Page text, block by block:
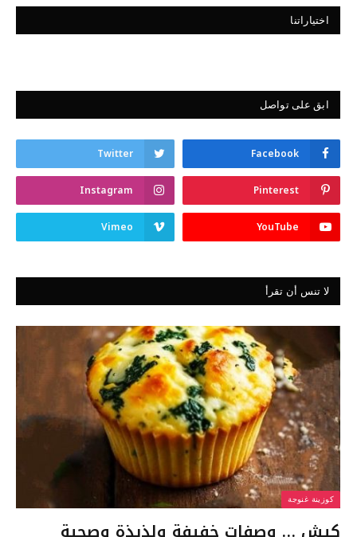
اختياراتنا
ابق على تواصل
Facebook
Twitter
Pinterest
Instagram
YouTube
Vimeo
لا تنس أن تقرأ
كوزينة غنوجة